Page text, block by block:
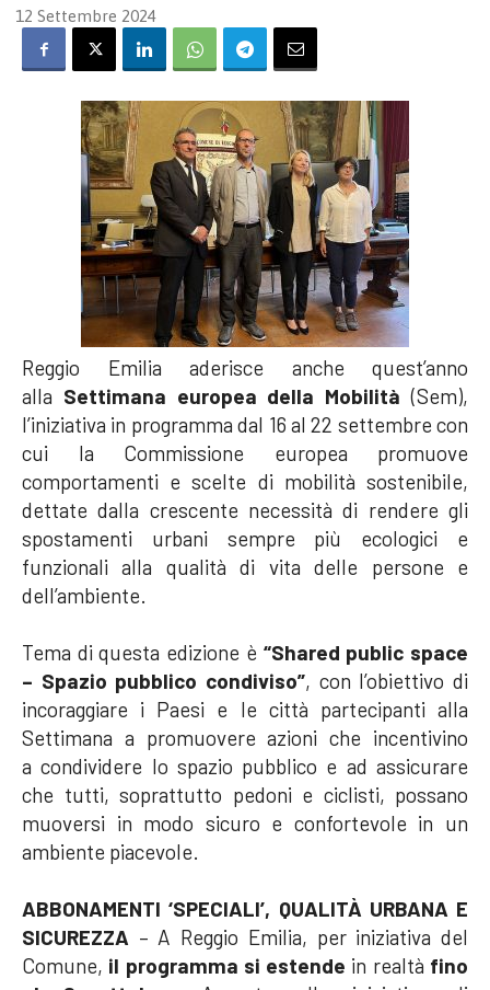
12 Settembre 2024
Reggio Emilia aderisce anche quest’anno
alla Settimana europea della Mobilità(Sem),
l’iniziativa in programma dal 16 al 22 settembre con
cui la Commissione europea promuove
comportamenti e scelte di mobilità sostenibile,
dettate dalla crescente necessità di rendere gli
spostamenti urbani sempre più ecologici e
funzionali alla qualità di vita delle persone e
dell’ambiente.
Tema di questa edizione è “Shared public space
– Spazio pubblico condiviso”, con l’obiettivo di
incoraggiare i Paesi e le città partecipanti alla
Settimana a promuovere azioni che incentivino
acondividere lo spazio pubblico e ad assicurare
che tutti, soprattutto pedoni e ciclisti, possano
muoversi in modo sicuro e confortevole in un
ambiente piacevole.
ABBONAMENTI ‘SPECIALI’, QUALITÀ URBANA E
SICUREZZA – A Reggio Emilia, per iniziativa del
Comune, il programma si estende in realtà fino